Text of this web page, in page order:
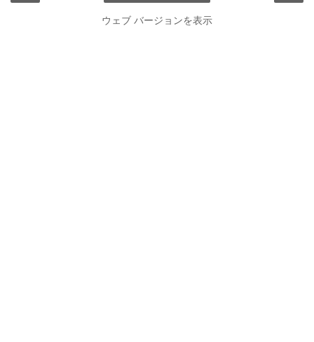
ウェブ バージョンを表示